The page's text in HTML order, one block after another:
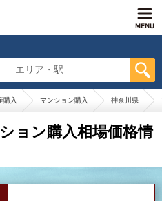
エリア・駅
購入 マンション購入 神奈川県
ョン購入相場価格情